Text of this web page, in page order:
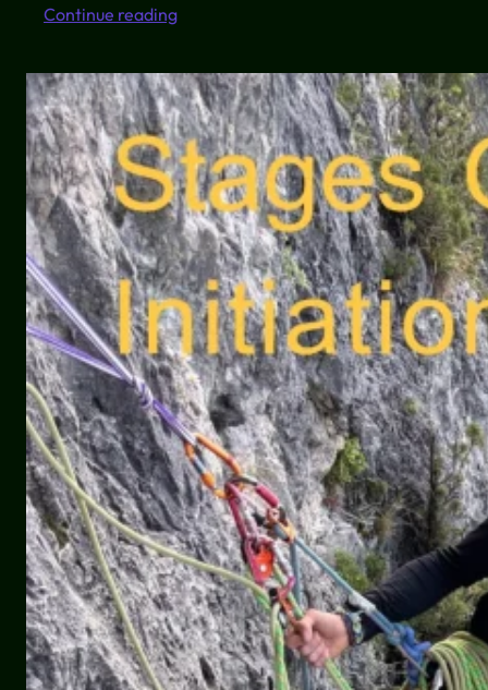
Continue reading:
Grimpe
2026
–
La
remise
du
chèque
à
Zico.Matic